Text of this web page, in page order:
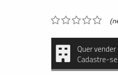
Quer
Cadastre-